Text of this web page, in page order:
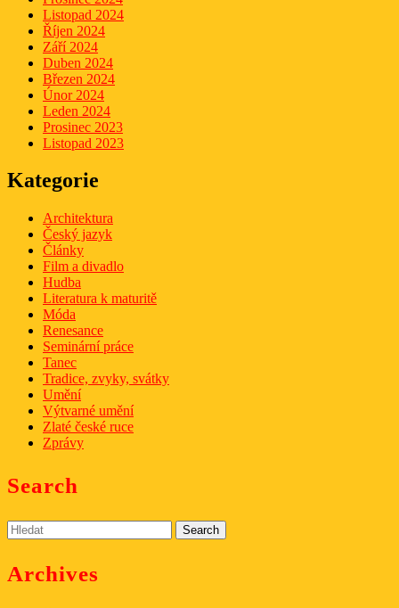
Listopad 2024
Říjen 2024
Září 2024
Duben 2024
Březen 2024
Únor 2024
Leden 2024
Prosinec 2023
Listopad 2023
Kategorie
Architektura
Český jazyk
Články
Film a divadlo
Hudba
Literatura k maturitě
Móda
Renesance
Seminární práce
Tanec
Tradice, zvyky, svátky
Umění
Výtvarné umění
Zlaté české ruce
Zprávy
Search
Search
for:
Archives